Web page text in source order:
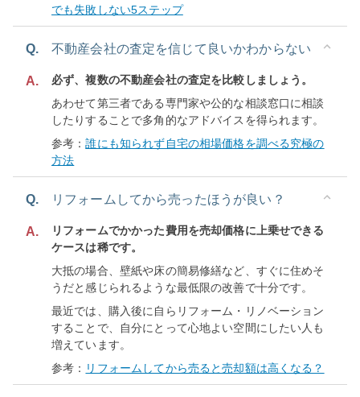
でも失敗しない5ステップ
Q. 不動産会社の査定を信じて良いかわからない
A.
必ず、複数の不動産会社の査定を比較しましょう。
あわせて第三者である専門家や公的な相談窓口に相談
したりすることで多角的なアドバイスを得られます。
参考：誰にも知られず自宅の相場価格を調べる究極の
方法
Q. リフォームしてから売ったほうが良い？
A.
リフォームでかかった費用を売却価格に上乗せできる
ケースは稀です。
大抵の場合、壁紙や床の簡易修繕など、すぐに住めそ
うだと感じられるような最低限の改善で十分です。
最近では、購入後に自らリフォーム・リノベーション
することで、自分にとって心地よい空間にしたい人も
増えています。
参考： リフォームしてから売ると売却額は高くなる？